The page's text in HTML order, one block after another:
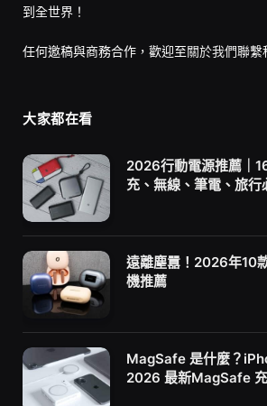
到全世界！
任何邀稿與商務合作，歡迎至關於我們聯繫
大家都在看
2026行動電源推薦｜
充、無線、筆電、旅行
遠離塵囂！2026年10
機推薦
MagSafe 是什麼？
2026 最新MagSafe